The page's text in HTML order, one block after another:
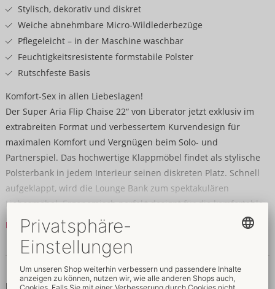
Stylisch, dekorativ und diskret
Weiche abnehmbare Micro-Wildlederbezüge
Pflegeleicht – in der Maschine waschbar
Feuchtigkeitsresistente formstabile Polster
Rutschfeste Basis
Komfort-Sex in allen Liebeslagen!
Der Super Aria Flip Chaise 22“ von Liberator jetzt exklusiv im
extrabreiten Format und verbessertem Kurvendesign für
maximalen Komfort und Vergnügen beim Solo- und
Partnerspiel. Das hochwertige Klappmöbel findet als stylische
Polsterbank in jedem Interieur seinen diskreten Platz. Schnell
aufgeklappt, wird die Lounge Bank zum spektakulären
Liebesmöbel. Ergonomisch perfekt designt für die komfortable
Unterstützung beim stellungsreichen Spiel. Die sanften Polster-
Rundungen stabilisieren und entlasten bei Positionen im
Liegen, Sitzen und Doggy Style sowie oralen Spielarten. Die
rutschfeste Basis gewährleistet dabei unbeschwerten
leidenschaftlichen Spaß.
Mehr lesen
Daten & Eigenschaften